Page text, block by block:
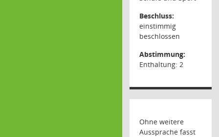
Beschluss:
einstimmig
beschlossen
Abstimmung:
Enthaltung: 2
Ohne weitere
Aussprache fasst